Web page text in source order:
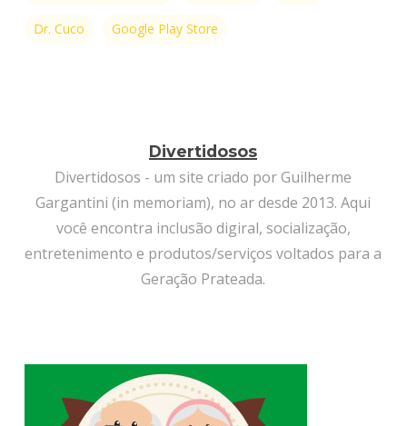
Dr. Cuco Google Play Store
Divertidosos
Divertidosos - um site criado por Guilherme
Gargantini (in memoriam), no ar desde 2013. Aqui
você encontra inclusão digiral, socialização,
entretenimento e produtos/serviços voltados para a
Geração Prateada.